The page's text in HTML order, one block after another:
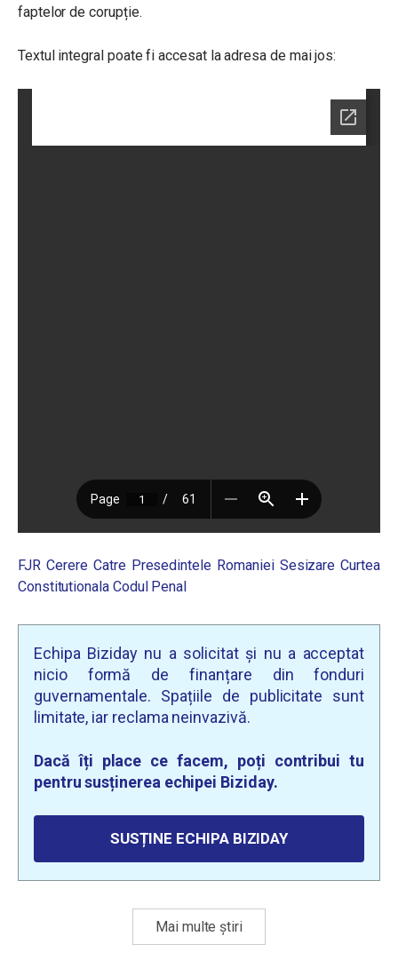
faptelor de corupție.
Textul integral poate fi accesat la adresa de mai jos:
FJR Cerere Catre Presedintele Romaniei Sesizare Curtea
Constitutionala Codul Penal
Echipa Biziday nu a solicitat și nu a acceptat
nicio formă de finanțare din fonduri
guvernamentale. Spațiile de publicitate sunt
limitate, iar reclama neinvazivă.
Dacă îți place ce facem, poți contribui tu
pentru susținerea echipei Biziday.
SUSȚINE ECHIPA BIZIDAY
Mai multe știri